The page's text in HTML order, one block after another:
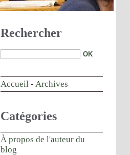
Rechercher
Accueil - Archives
Catégories
À propos de l'auteur du
blog